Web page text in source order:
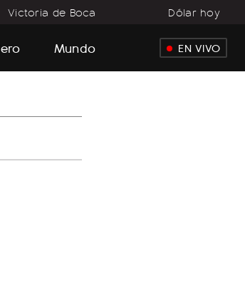
Victoria de Boca Dólar hoy
Mundo EN VIVO